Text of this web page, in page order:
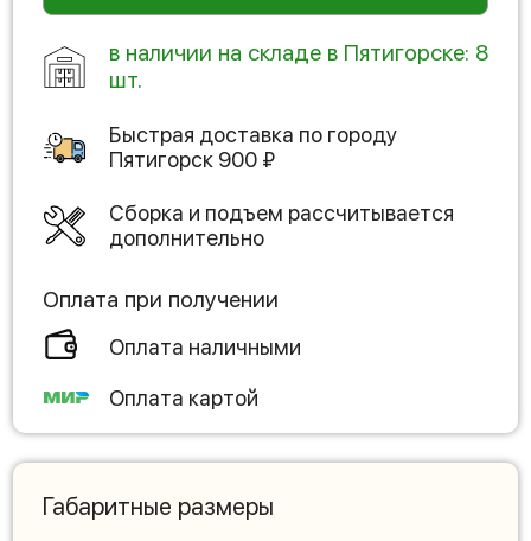
в наличии на складе в Пятигорске: 8
шт.
Быстрая доставка по городу
Пятигорск 900 ₽
Сборка и подъем рассчитывается
дополнительно
Оплата при получении
Оплата наличными
Оплата картой
Габаритные размеры